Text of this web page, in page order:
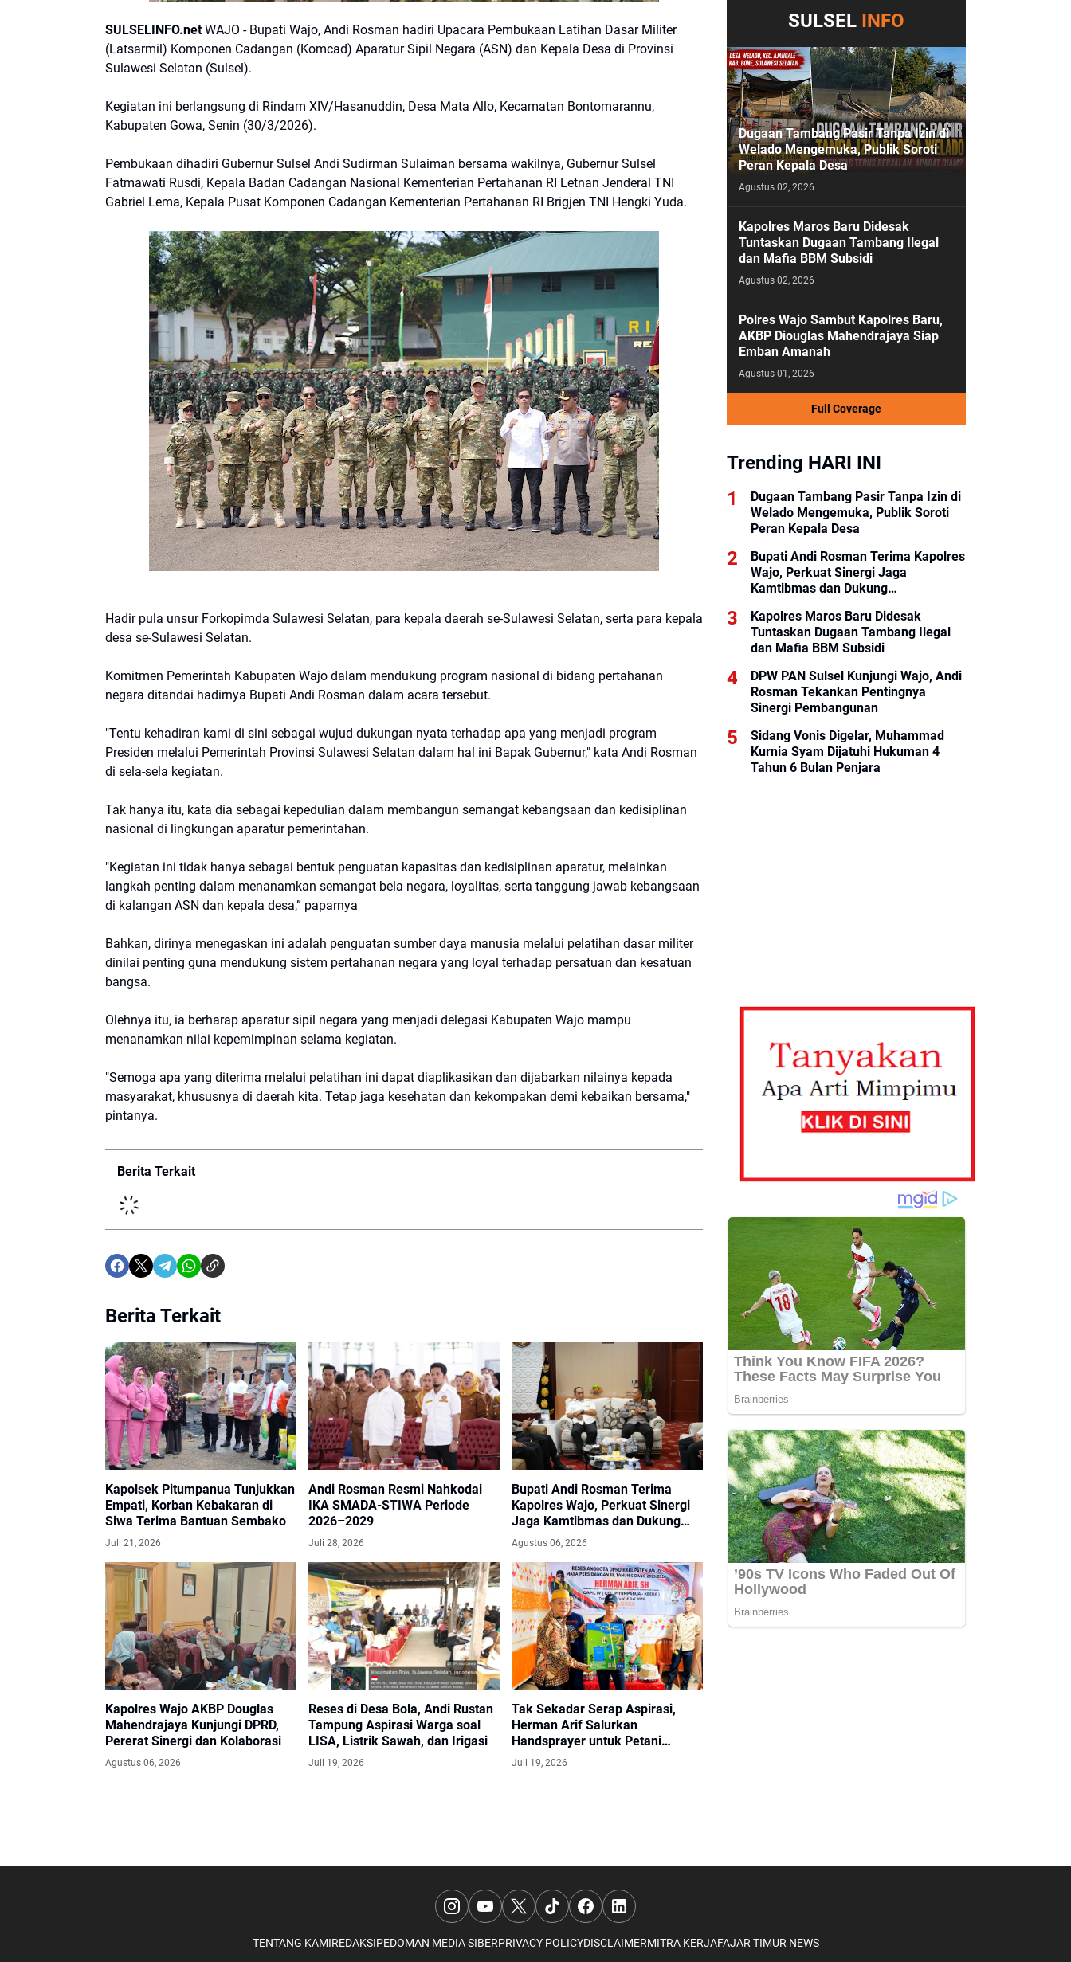
SULSELINFO.netWAJO - Bupati Wajo, Andi Rosman hadiri Upacara Pembukaan Latihan Dasar Militer
(Latsarmil) Komponen Cadangan (Komcad) Aparatur Sipil Negara (ASN) dan Kepala Desa di Provinsi
Sulawesi Selatan (Sulsel).
Kegiatan ini berlangsung di Rindam XIV/Hasanuddin, Desa Mata Allo, Kecamatan Bontomarannu,
Kabupaten Gowa, Senin (30/3/2026).
Pembukaan dihadiri Gubernur Sulsel Andi Sudirman Sulaiman bersama wakilnya, Gubernur Sulsel
Fatmawati Rusdi, Kepala Badan Cadangan Nasional Kementerian Pertahanan RI Letnan Jenderal TNI
Gabriel Lema, Kepala Pusat Komponen Cadangan Kementerian Pertahanan RI Brigjen TNI Hengki Yuda.
Hadir pula unsur Forkopimda Sulawesi Selatan, para kepala daerah se-Sulawesi Selatan, serta para kepala
desa se-Sulawesi Selatan.
Komitmen Pemerintah Kabupaten Wajo dalam mendukung program nasional di bidang pertahanan
negara ditandai hadirnya Bupati Andi Rosman dalam acara tersebut.
"Tentu kehadiran kami di sini sebagai wujud dukungan nyata terhadap apa yang menjadi program
Presiden melalui Pemerintah Provinsi Sulawesi Selatan dalam hal ini Bapak Gubernur," kata Andi Rosman
di sela-sela kegiatan.
Tak hanya itu, kata dia sebagai kepedulian dalam membangun semangat kebangsaan dan kedisiplinan
nasional di lingkungan aparatur pemerintahan.
"Kegiatan ini tidak hanya sebagai bentuk penguatan kapasitas dan kedisiplinan aparatur, melainkan
langkah penting dalam menanamkan semangat bela negara, loyalitas, serta tanggung jawab kebangsaan
di kalangan ASN dan kepala desa,” paparnya
Bahkan, dirinya menegaskan ini adalah penguatan sumber daya manusia melalui pelatihan dasar militer
dinilai penting guna mendukung sistem pertahanan negara yang loyal terhadap persatuan dan kesatuan
bangsa.
Olehnya itu, ia berharap aparatur sipil negara yang menjadi delegasi Kabupaten Wajo mampu
menanamkan nilai kepemimpinan selama kegiatan.
"Semoga apa yang diterima melalui pelatihan ini dapat diaplikasikan dan dijabarkan nilainya kepada
masyarakat, khususnya di daerah kita. Tetap jaga kesehatan dan kekompakan demi kebaikan bersama,"
pintanya.
Berita Terkait
Berita Terkait
Kapolsek Pitumpanua Tunjukkan
Empati, Korban Kebakaran di
Siwa Terima Bantuan Sembako
Juli 21, 2026
Andi Rosman Resmi Nahkodai
IKA SMADA-STIWA Periode
2026–2029
Juli 28, 2026
Bupati Andi Rosman Terima
Kapolres Wajo, Perkuat Sinergi
Jaga Kamtibmas dan Dukung
Pembangunan Daerah
Agustus 06, 2026
Kapolres Wajo AKBP Douglas
Mahendrajaya Kunjungi DPRD,
Pererat Sinergi dan Kolaborasi
Agustus 06, 2026
Reses di Desa Bola, Andi Rustan
Tampung Aspirasi Warga soal
LISA, Listrik Sawah, dan Irigasi
Juli 19, 2026
Tak Sekadar Serap Aspirasi,
Herman Arif Salurkan
Handsprayer untuk Petani
Pitumpanua
Juli 19, 2026
SULSEL INFO
Dugaan Tambang Pasir Tanpa Izin di
Welado Mengemuka, Publik Soroti
Peran Kepala Desa
Agustus 02, 2026
Kapolres Maros Baru Didesak
Tuntaskan Dugaan Tambang Ilegal
dan Mafia BBM Subsidi
Agustus 02, 2026
Polres Wajo Sambut Kapolres Baru,
AKBP Diouglas Mahendrajaya Siap
Emban Amanah
Agustus 01, 2026
Full Coverage
Trending HARI INI
Dugaan Tambang Pasir Tanpa Izin di
Welado Mengemuka, Publik Soroti
Peran Kepala Desa
Bupati Andi Rosman Terima Kapolres
Wajo, Perkuat Sinergi Jaga
Kamtibmas dan Dukung
Kapolres Maros Baru Didesak
Tuntaskan Dugaan Tambang Ilegal
dan Mafia BBM Subsidi
DPW PAN Sulsel Kunjungi Wajo, Andi
Rosman Tekankan Pentingnya
Sinergi Pembangunan
Sidang Vonis Digelar, Muhammad
Kurnia Syam Dijatuhi Hukuman 4
Tahun 6 Bulan Penjara
TENTANG KAMIREDAKSIPEDOMAN MEDIA SIBERPRIVACY POLICYDISCLAIMERMITRA KERJAFAJAR TIMUR NEWS